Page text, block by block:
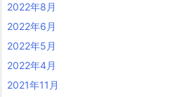
2022年8月
2022年6月
2022年5月
2022年4月
2021年11月